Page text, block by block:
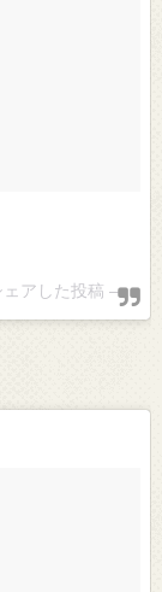
Aneurin Barnardさん(@aneurinbarnard87)がシェアした投稿 –